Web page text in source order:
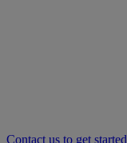
Contact us to get started